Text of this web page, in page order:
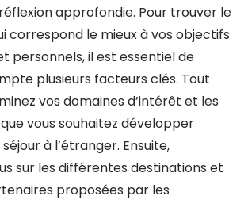
approfondie. Pour trouver le
correspond le mieux à vos objectifs
personnels, il est essentiel de
plusieurs facteurs clés. Tout
vos domaines d’intérêt et les
vous souhaitez développer
à l’étranger. Ensuite,
sur les différentes destinations et
proposées par les